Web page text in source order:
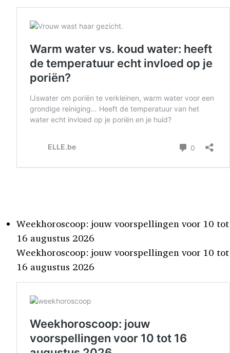
Weekhoroscoop: jouw voorspellingen voor 10 tot
16 augustus 2026
Weekhoroscoop: jouw voorspellingen voor 10 tot
16 augustus 2026